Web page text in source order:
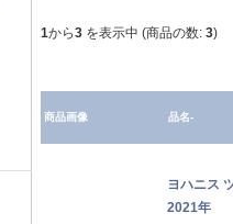
1から3 を表示中 (商品の数: 3)
商品画像 品名-
ヨハニス
2021年